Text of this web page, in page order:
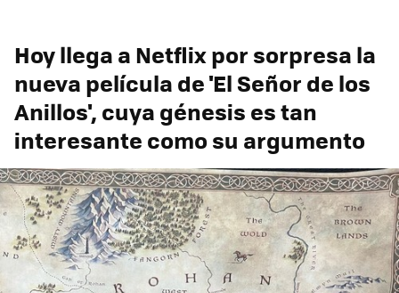
Hoy llega a Netflix por sorpresa la
nueva película de 'El Señor de los
Anillos', cuya génesis es tan
interesante como su argumento